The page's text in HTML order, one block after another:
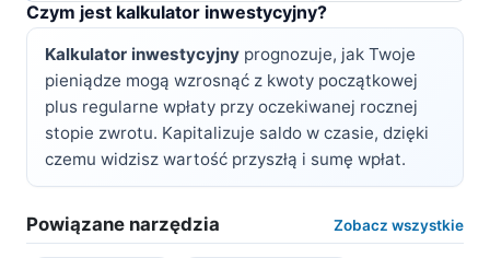
Czym jest kalkulator inwestycyjny?
Kalkulator inwestycyjny prognozuje, jak Twoje
pieniądze mogą wzrosnąć z kwoty początkowej
plus regularne wpłaty przy oczekiwanej rocznej
stopie zwrotu. Kapitalizuje saldo w czasie, dzięki
czemu widzisz wartość przyszłą i sumę wpłat.
Powiązane narzędzia Zobacz wszystkie